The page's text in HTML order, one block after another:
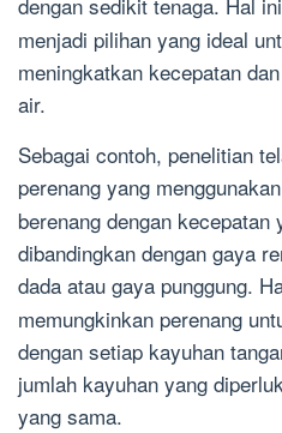
menjadi pilihan yang ideal
meningkatkan kecepatan
air.
Sebagai contoh, penelitian
perenang yang
berenang dengan kecepatan
dibandingkan dengan gaya
dada atau gaya punggung.
memungkinkan perenang
dengan setiap kayuhan
jumlah kayuhan yang
yang sama.